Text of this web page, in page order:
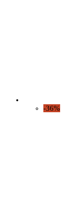
-36%